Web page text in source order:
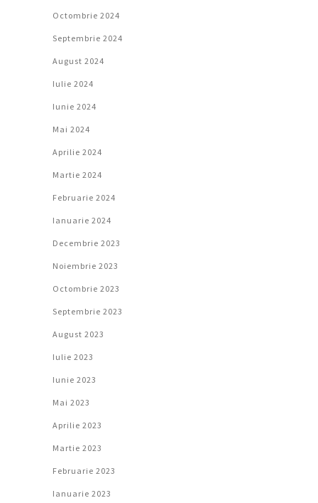
Octombrie 2024
Septembrie 2024
August 2024
Iulie 2024
Iunie 2024
Mai 2024
Aprilie 2024
Martie 2024
Februarie 2024
Ianuarie 2024
Decembrie 2023
Noiembrie 2023
Octombrie 2023
Septembrie 2023
August 2023
Iulie 2023
Iunie 2023
Mai 2023
Aprilie 2023
Martie 2023
Februarie 2023
Ianuarie 2023